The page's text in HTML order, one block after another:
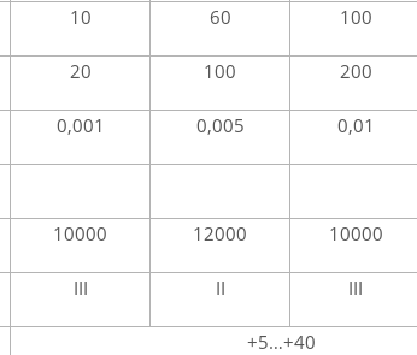
10 60 100
20 100 200
0,001 0,005 0,01
10000 12000 10000
III II III
+5…+40